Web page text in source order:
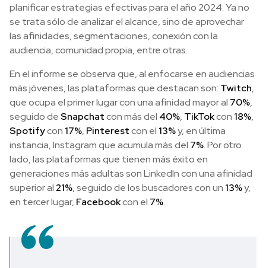
planificar estrategias efectivas para el año 2024. Ya no
se trata sólo de analizar el alcance, sino de aprovechar
las afinidades, segmentaciones, conexión con la
audiencia, comunidad propia, entre otras.
En el informe se observa que, al enfocarse en audiencias
más jóvenes, las plataformas que destacan son: Twitch,
que ocupa el primer lugar con una afinidad mayor al 70%,
seguido deSnapchatcon más del 40%, TikTokcon 18%,
Spotifycon 17%, Pinterestcon el 13%y, en última
instancia, Instagram que acumula más del 7%. Por otro
lado, las plataformas que tienen más éxito en
generaciones más adultas son LinkedIn con una afinidad
superior al 21%, seguido de los buscadores con un 13%y,
en tercer lugar, Facebookcon el 7%.